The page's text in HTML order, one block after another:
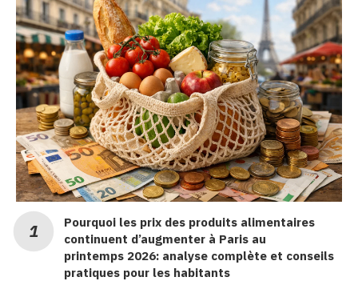
Pourquoi les prix des produits alimentaires
continuent d’augmenter à Paris au
printemps 2026: analyse complète et conseils
pratiques pour les habitants